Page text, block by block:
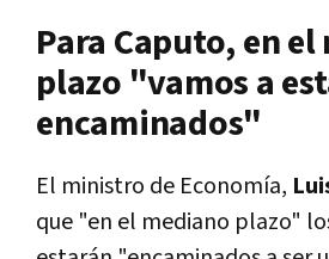
Para Caputo, en
plazo "vamos a
encaminados"
El ministro de Economía,
que "en el mediano plazo"